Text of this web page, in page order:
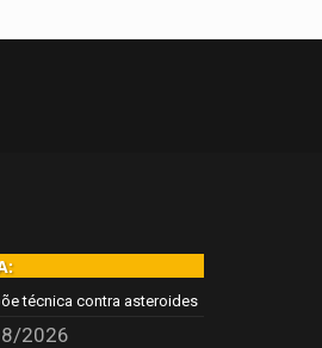
técnica contra asteroides
2026